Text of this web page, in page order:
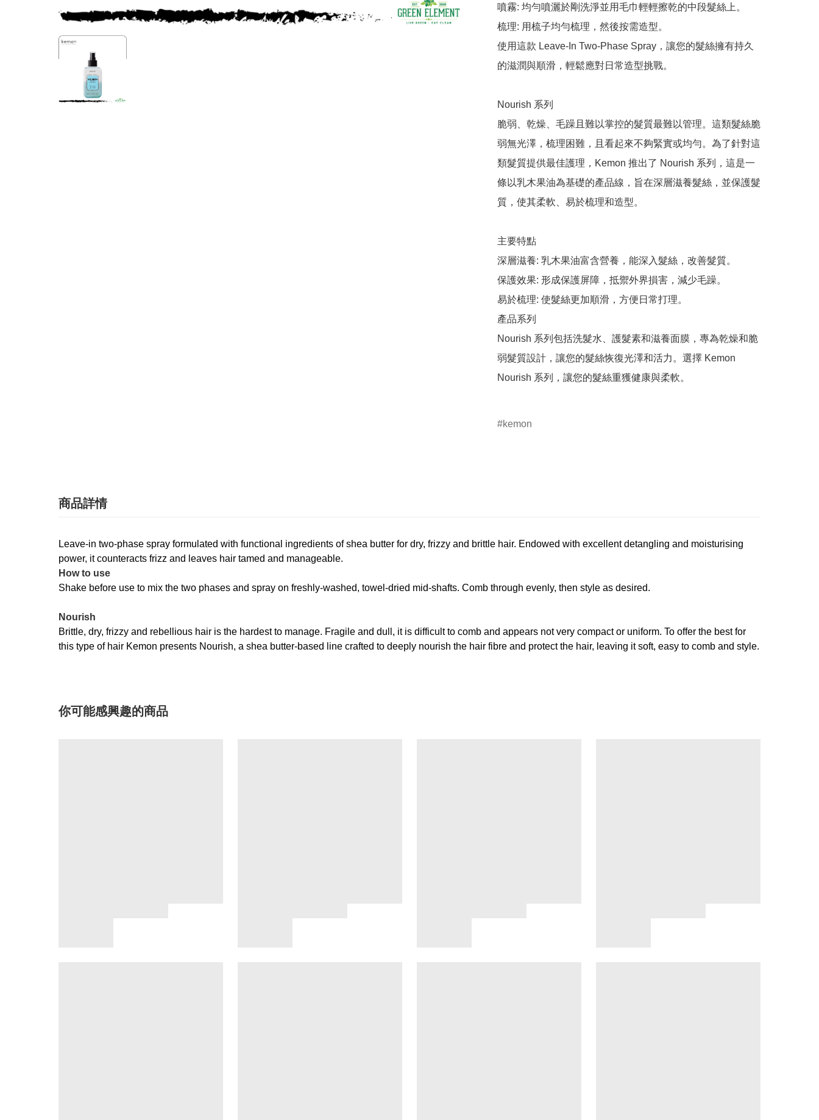
噴霧: 均勻噴灑於剛洗淨並用毛巾輕輕擦乾的中段髮絲上。
梳理: 用梳子均勻梳理，然後按需造型。
使用這款 Leave-In Two-Phase Spray，讓您的髮絲擁有持久
的滋潤與順滑，輕鬆應對日常造型挑戰。
Nourish 系列
脆弱、乾燥、毛躁且難以掌控的髮質最難以管理。這類髮絲脆
弱無光澤，梳理困難，且看起來不夠緊實或均勻。為了針對這
類髮質提供最佳護理，Kemon 推出了 Nourish 系列，這是一
條以乳木果油為基礎的產品線，旨在深層滋養髮絲，並保護髮
質，使其柔軟、易於梳理和造型。
主要特點
深層滋養: 乳木果油富含營養，能深入髮絲，改善髮質。
保護效果: 形成保護屏障，抵禦外界損害，減少毛躁。
易於梳理: 使髮絲更加順滑，方便日常打理。
產品系列
Nourish 系列包括洗髮水、護髮素和滋養面膜，專為乾燥和脆
弱髮質設計，讓您的髮絲恢復光澤和活力。選擇 Kemon
Nourish 系列，讓您的髮絲重獲健康與柔軟。
kemon
商品詳情
Leave-in two-phase spray formulated with functional ingredients of shea butter for dry, frizzy and brittle hair. Endowed with excellent detangling and moisturising
power, it counteracts frizz and leaves hair tamed and manageable.
How to use
Shake before use to mix the two phases and spray on freshly-washed, towel-dried mid-shafts. Comb through evenly, then style as desired.
Nourish
Brittle, dry, frizzy and rebellious hair is the hardest to manage. Fragile and dull, it is difficult to comb and appears not very compact or uniform. To offer the best for
this type of hair Kemon presents Nourish, a shea butter-based line crafted to deeply nourish the hair fibre and protect the hair, leaving it soft, easy to comb and style.
你可能感興趣的商品